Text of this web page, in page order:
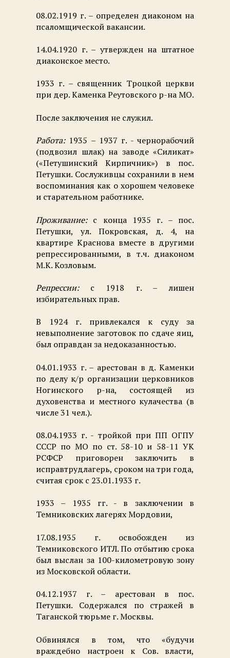
08.02.1919 г. – определен диаконом на
псаломщической вакансии.
14.04.1920 г. – утвержден на штатное
диаконское место.
1933 г. – священник Троцкой церкви
при дер. Каменка Реутовского р-на МО.
После заключения не служил.
Работа:1935 – 1937 г. - чернорабочий
(подвозил шлак) на заводе «Силикат»
(«Петушинский Кирпичник») в пос.
Петушки. Сослуживцы сохранили в нем
воспоминания как о хорошем человеке
и старательном работнике.
Проживание: с конца 1935 г. – пос.
Петушки, ул. Покровская, д. 4, на
квартире Краснова вместе в другими
репрессированными, в т.ч. диаконом
М.К. Козловым.
Репрессии: с 1918 г. – лишен
избирательных прав.
В 1924 г. привлекался к суду за
невыполнение заготовок по сдаче яиц,
был оправдан за недоказанностью.
04.01.1933 г. – арестован в д. Каменки
по делу к/р организации церковников
Ногинского р-на, состоящей из
духовенства и местного кулачества (в
числе 31 чел.).
08.04.1933 г. - тройкой при ПП ОГПУ
СССР по МО по ст. 58-10 и 58-11 УК
РСФСР приговорен заключить в
исправтрудлагерь, сроком на три года,
считая срок с 23.01.1933 г.
1933 – 1935 гг. - в заключении в
Темниковских лагерях Мордовии,
17.08.1935 г. освобожден из
Темниковского ИТЛ. По отбытию срока
был выслан за 100-километровую зону
из Московской области.
04.12.1937 г. – арестован в пос.
Петушки. Содержался по стражей в
Таганской тюрьме г. Москвы.
Обвинялся в том, что «будучи
враждебно настроен к Сов. власти,